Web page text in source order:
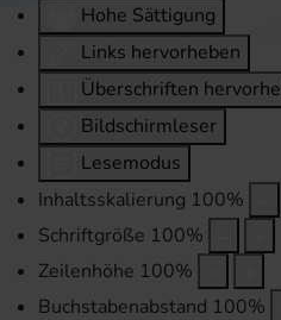
Hohe Sättigung
Links hervorheben
Überschriften
Bildschirmleser
Lesemodus
Inhaltsskalierung 100%
Schriftgröße 100%
Zeilenhöhe 100%
Buchstabenabstand 100%